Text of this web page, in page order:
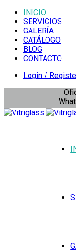
INICIO
SERVICIOS
GALERÍA
CATÁLOGO
BLOG
CONTACTO
Login /